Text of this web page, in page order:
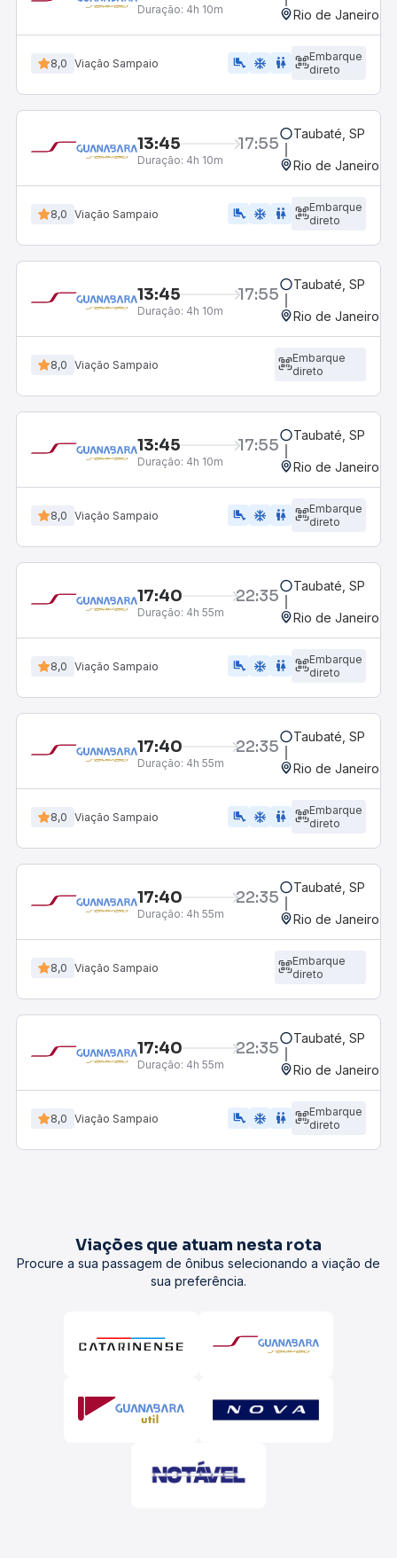
Duração: 4h 10m Rio de Janeiro,
8,0 Viação Sampaio airline_seat_legroom_extra ac_unit WC
Embarque
direto
13:45 17:55
Duração: 4h 10m
Taubaté, SP
Rio de Janeiro,
8,0 Viação Sampaio airline_seat_legroom_extra ac_unit wc
Embarque
direto
13:45 17:55
Duração: 4h 10m
Taubaté, SP
Rio de Janeiro,
8,0 Viação Sampaio
Embarque
direto
13:45 17:55
Duração: 4h 10m
Taubaté, SP
Rio de Janeiro,
8,0 Viação Sampaio airline_seat_legroom_extra ac_unit wc
Embarque
direto
17:40 22:35
Duração: 4h 55m
Taubaté, SP
Rio de Janeiro,
8,0 Viação Sampaio airline_seat_legroom_extra ac_unit WC
Embarque
direto
17:40 22:35
Duração: 4h 55m
Taubaté, SP
Rio de Janeiro,
8,0 Viação Sampaio airline_seat_legroom_extra ac_unit wc
Embarque
direto
17:40 22:35
Duração: 4h 55m
Taubaté, SP
Rio de Janeiro,
8,0 Viação Sampaio
Embarque
direto
17:40 22:35
Duração: 4h 55m
Taubaté, SP
Rio de Janeiro,
8,0 Viação Sampaio airline_seat_legroom_extra ac_unit wc
Embarque
direto
Viações que atuam nesta rota
Procure a sua passagem de ônibus selecionando a viação de
sua preferência.